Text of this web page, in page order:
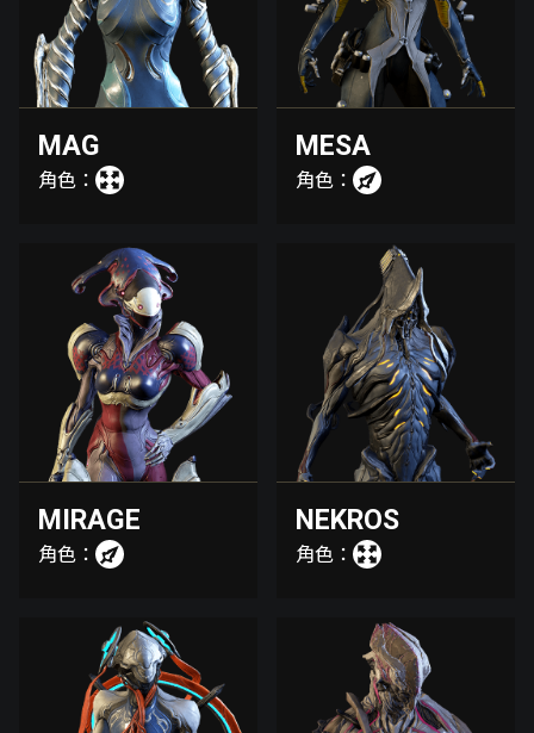
MAG
角色：
MESA
角色：
MIRAGE
角色：
NEKROS
角色：